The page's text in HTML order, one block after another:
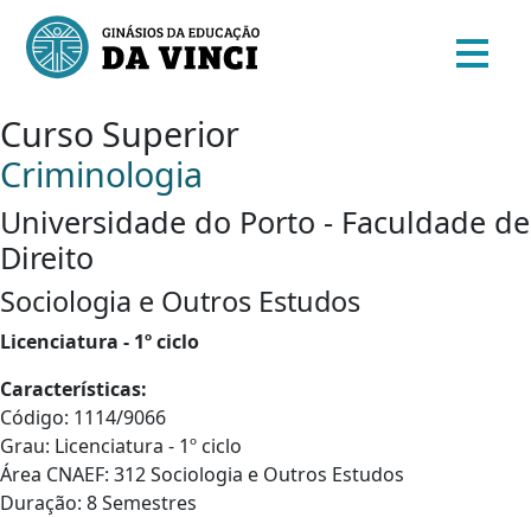
Curso Superior
Criminologia
Universidade do Porto - Faculdade de
Direito
Sociologia e Outros Estudos
Licenciatura - 1º ciclo
Características:
Código: 1114/9066
Grau: Licenciatura - 1º ciclo
Área CNAEF: 312 Sociologia e Outros Estudos
Duração: 8 Semestres